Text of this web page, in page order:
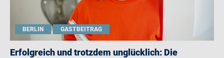
BERLIN GASTBEITRAG
Erfolgreich und trotzdem unglücklich: Die